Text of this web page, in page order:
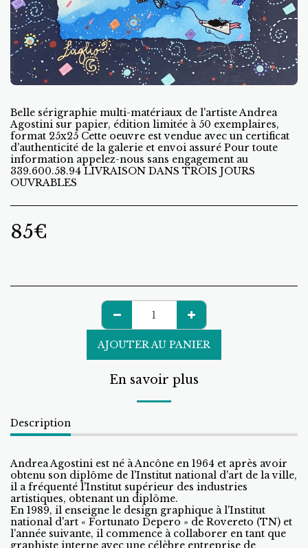
Belle sérigraphie multi-matériaux de l'artiste Andrea
Agostini sur papier, édition limitée à 50 exemplaires,
format 25x25 Cette oeuvre est vendue avec un certificat
d'authenticité de la galerie et envoi assuré Pour toute
information appelez-nous sans engagement au
339.600.58.94 LIVRAISON DANS TROIS JOURS
OUVRABLES
85€
AJOUTER AU PANIER
En savoir plus
Description
Andrea Agostini est né à Ancône en 1964 et après avoir
obtenu son diplôme de l'Institut national d'art de la ville,
il a fréquenté l'Institut supérieur des industries
artistiques, obtenant un diplôme.
En 1989, il enseigne le design graphique à l'Institut
national d'art « Fortunato Depero » de Rovereto (TN) et
l'année suivante, il commence à collaborer en tant que
graphiste interne avec une célèbre entreprise de